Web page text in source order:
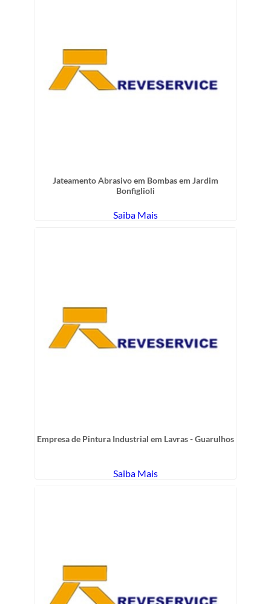
Jateamento Abrasivo em Bombas em Jardim
Bonfiglioli
Saiba Mais
Empresa de Pintura Industrial em Lavras - Guarulhos
Saiba Mais